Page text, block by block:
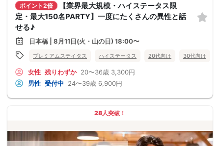
ポイント2倍
【業界最大規模・ハイステータス限
定・最大150名PARTY】一度にたくさんの異性と話
せる♪
日本橋 | 8月11日(火・山の日) 18:00〜
プレミアムステイタス ハイステータス 20代向け 30代向け
女性 残りわずか 20〜36歳 3,300円
男性 受付中 24〜39歳 6,900円
28人突破！